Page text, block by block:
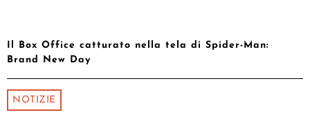
Il Box Office catturato nella tela di Spider-Man:
Brand New Day
NOTIZIE